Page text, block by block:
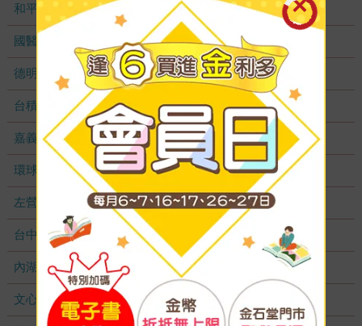
和平店 無庫存
國醫加盟店 無庫存
德明加盟店 無庫存
台積店 無庫存
嘉義耐斯店 無庫存
環球店 無庫存
左營店 無庫存
台中秀泰店 無庫存
內湖大潤發 無庫存
文心店 無庫存